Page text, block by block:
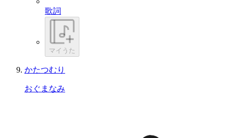
歌詞
マイうた
かたつむり
おぐまなみ